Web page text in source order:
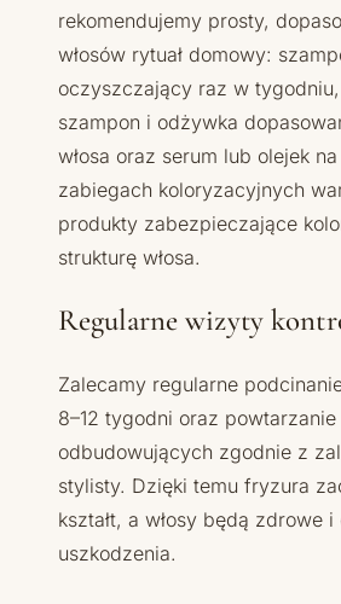
rekomendujemy prosty,
włosów rytuał domowy:
oczyszczający raz w
szampon i odżywka
włosa oraz serum lub olejek
zabiegach koloryzacyjnych
produkty zabezpieczające
strukturę włosa.
Regularne wizyty
Zalecamy regularne
8–12 tygodni oraz
odbudowujących zgodnie z
stylisty. Dzięki temu fryzura
kształt, a włosy będą zdrowe
uszkodzenia.